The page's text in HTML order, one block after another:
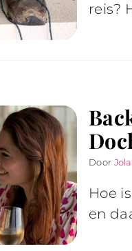
reis?
Door
Hoe
en